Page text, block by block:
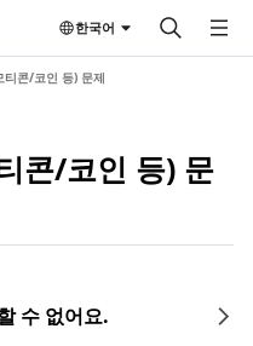
한국어
티콘/코인 등) 문제
콘/코인 등) 문
수 없어요.